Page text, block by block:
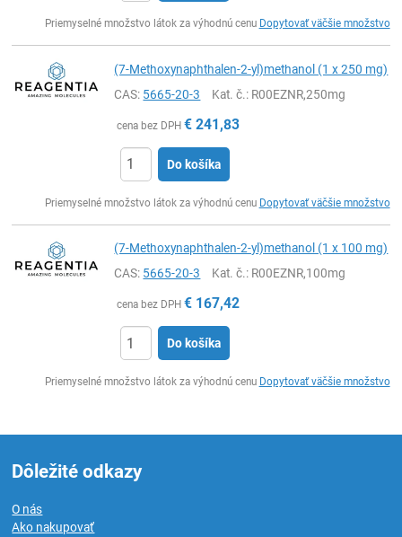
Priemyselné množstvo látok za výhodnú cenu Dopytovať väčšie množstvo
(7-Methoxynaphthalen-2-yl)methanol (1 x 250 mg)
CAS: 5665-20-3 Kat. č.: R00EZNR,250mg
cena bez DPH € 241,83
Do košíka
Priemyselné množstvo látok za výhodnú cenu Dopytovať väčšie množstvo
(7-Methoxynaphthalen-2-yl)methanol (1 x 100 mg)
CAS: 5665-20-3 Kat. č.: R00EZNR,100mg
cena bez DPH € 167,42
Do košíka
Priemyselné množstvo látok za výhodnú cenu Dopytovať väčšie množstvo
Dôležité odkazy
O nás
Ako nakupovať